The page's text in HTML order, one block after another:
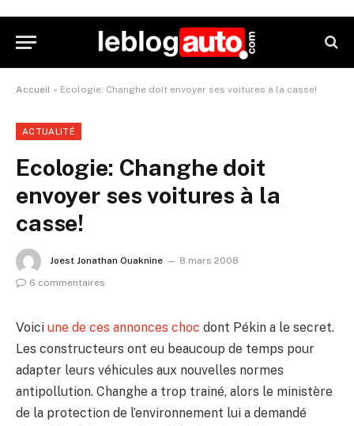
Accueil » Ecologie: Changhe doit envoyer ses voitures à la casse!
ACTUALITÉ
Ecologie: Changhe doit
envoyer ses voitures à la
casse!
Joest Jonathan Ouaknine
8 mars 2008
6 commentaires
Voici une de ces annonces choc dont Pékin a le secret.
Les constructeurs ont eu beaucoup de temps pour
adapter leurs véhicules aux nouvelles normes
antipollution. Changhe a trop trainé, alors le ministère
de la protection de l’environnement lui a demandé